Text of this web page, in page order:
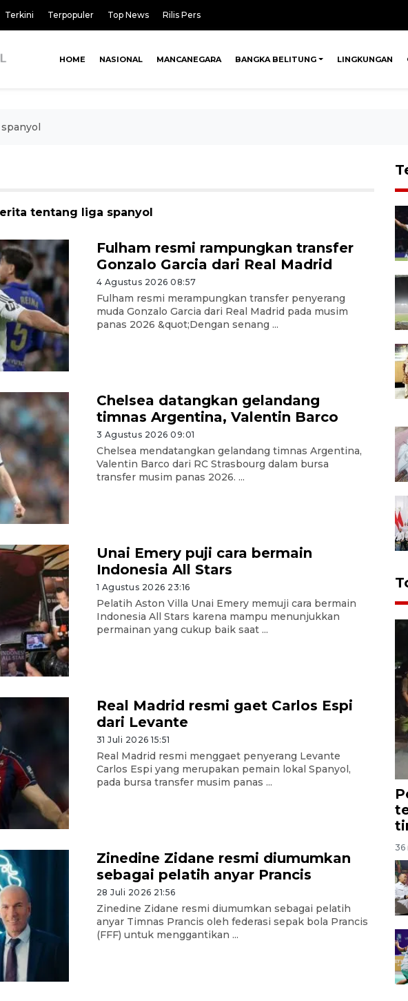
Terkini Terpopuler Top News Rilis Pers
HOME NASIONAL MANCANEGARA BANGKA BELITUNG LINGKUNGAN
tentang liga spanyol
Fulham resmi rampungkan transfer
Gonzalo Garcia dari Real Madrid
4 Agustus 2026 08:57
Fulham resmi merampungkan transfer penyerang
muda Gonzalo Garcia dari Real Madrid pada musim
panas 2026 &quot;Dengan senang ...
Chelsea datangkan gelandang
timnas Argentina, Valentin Barco
3 Agustus 2026 09:01
Chelsea mendatangkan gelandang timnas Argentina,
Valentin Barco dari RC Strasbourg dalam bursa
transfer musim panas 2026. ...
Unai Emery puji cara bermain
Indonesia All Stars
1 Agustus 2026 23:16
Pelatih Aston Villa Unai Emery memuji cara bermain
Indonesia All Stars karena mampu menunjukkan
permainan yang cukup baik saat ...
Real Madrid resmi gaet Carlos Espi
dari Levante
31 Juli 2026 15:51
Real Madrid resmi menggaet penyerang Levante
Carlos Espi yang merupakan pemain lokal Spanyol,
pada bursa transfer musim panas ...
Zinedine Zidane resmi diumumkan
sebagai pelatih anyar Prancis
28 Juli 2026 21:56
Zinedine Zidane resmi diumumkan sebagai pelatih
anyar Timnas Prancis oleh federasi sepak bola Prancis
(FFF) untuk menggantikan ...
36